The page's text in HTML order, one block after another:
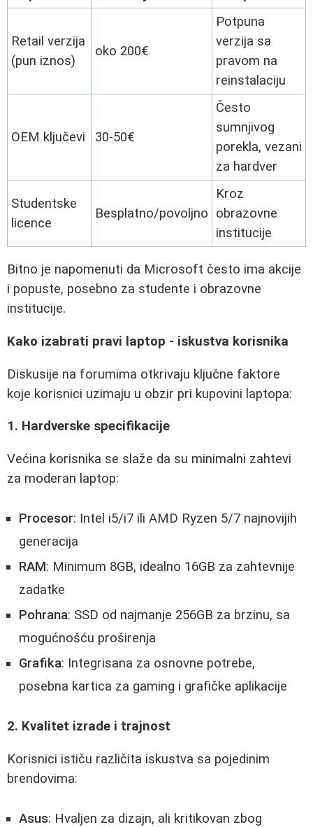
Retail verzija
(pun iznos)
oko 200€
Potpuna
verzija sa
pravom na
reinstalaciju
OEM ključevi 30-50€
Često
sumnjivog
porekla, vezani
za hardver
Studentske
licence
Besplatno/povoljno
Kroz
obrazovne
institucije
Bitno je napomenuti da Microsoft često ima akcije
i popuste, posebno za studente i obrazovne
institucije.
Kako izabrati pravi laptop - iskustva korisnika
Diskusije na forumima otkrivaju ključne faktore
koje korisnici uzimaju u obzir pri kupovini laptopa:
1. Hardverske specifikacije
Većina korisnika se slaže da su minimalni zahtevi
za moderan laptop:
Procesor: Intel i5/i7 ili AMD Ryzen 5/7 najnovijih
generacija
RAM: Minimum 8GB, idealno 16GB za zahtevnije
zadatke
Pohrana: SSD od najmanje 256GB za brzinu, sa
mogućnošću proširenja
Grafika: Integrisana za osnovne potrebe,
posebna kartica za gaming i grafičke aplikacije
2. Kvalitet izrade i trajnost
Korisnici ističu različita iskustva sa pojedinim
brendovima:
Asus: Hvaljen za dizajn, ali kritikovan zbog